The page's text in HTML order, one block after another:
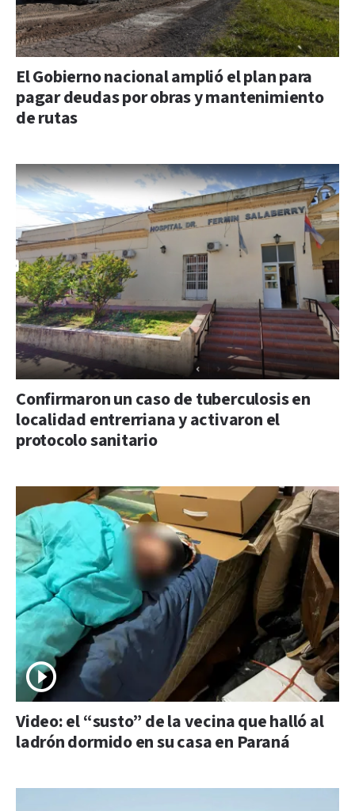
El Gobierno nacional amplió el plan para
pagar deudas por obras y mantenimiento
de rutas
Confirmaron un caso de tuberculosis en
localidad entrerriana y activaron el
protocolo sanitario
Video: el “susto” de la vecina que halló al
ladrón dormido en su casa en Paraná